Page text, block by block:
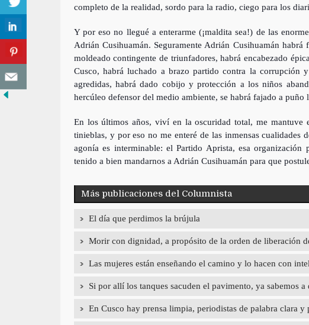
completo de la realidad, sordo para la radio, ciego para los
Y por eso no llegué a enterarme (¡maldita sea!) de las
Adrián Cusihuamán. Seguramente Adrián Cusihuamán
moldeado contingente de triunfadores, habrá encabezado
Cusco, habrá luchado a brazo partido contra la corrupción
agredidas, habrá dado cobijo y protección a los niños
hercúleo defensor del medio ambiente, se habrá fajado a
En los últimos años, viví en la oscuridad total, me mantuve
tinieblas, y por eso no me enteré de las inmensas
agonía es interminable: el Partido Aprista, esa
tenido a bien mandarnos a Adrián Cusihuamán para que
Más publicaciones del Columnista
El día que perdimos la brújula
Morir con dignidad, a propósito de la orden de liberación
Las mujeres están enseñando el camino y lo hacen con
Si por allí los tanques sacuden el pavimento, ya sabemos
En Cusco hay prensa limpia, periodistas de palabra clara y